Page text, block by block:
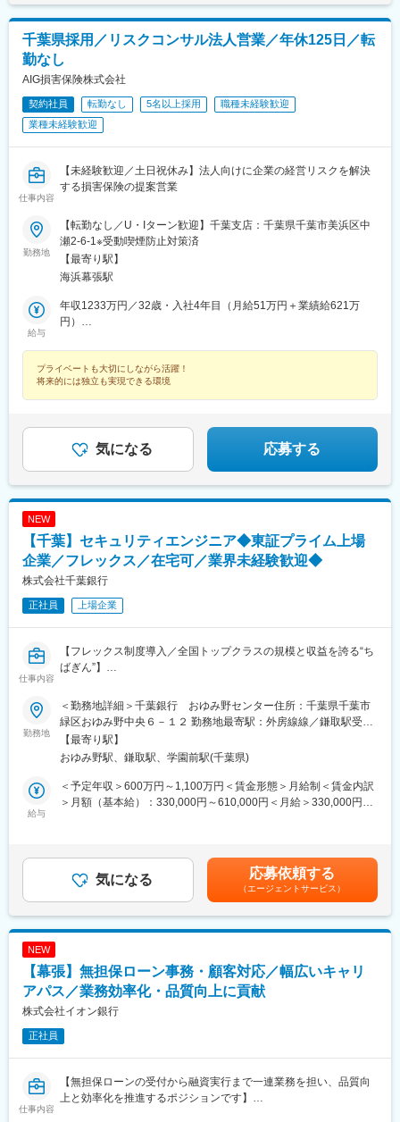
千葉県採用／リスクコンサル法人営業／年休125日／転
勤なし
AIG損害保険株式会社
契約社員 転勤なし 5名以上採用
職種未経験歓迎
業種未経験歓迎
仕事内容
【未経験歓迎／土日祝休み】法人向けに企業の経営リスクを解決
する損害保険の提案営業
勤務地
【転勤なし／U・Iターン歓迎】千葉支店：千葉県千葉市美浜区中
瀬2-6-1※受動喫煙防止対策済
【最寄り駅】
海浜幕張駅
給与
年収1233万円／32歳・入社4年目（月給51万円＋業績給621万
円）
プライベートも大切にしながら活躍！
将来的には独立も実現できる環境
気になる 応募する
NEW
【千葉】セキュリティエンジニア◆東証プライム上場
企業／フレックス／在宅可／業界未経験歓迎◆
株式会社千葉銀行
正社員 上場企業
仕事内容
【フレックス制度導入／全国トップクラスの規模と収益を誇る“ち
ばぎん”】
■業務内容：
・当行インフラ全体のセキュリティ企画・構築
・サイバーインシデント対応、情報収集・分析など
・システムリスクの管理
■仕事の魅力：
千葉銀行は預金額や総資産額で業界トップクラスを誇るリーディ
ングバンクです。銀行の在り方が問われる今、銀行アプリやWeb
DXを積極的に推進中です。
その中で、新たなサービスを安心・安全に提供するため、DX推進
と共に増大するサイバー・セキュリティリスクを抑制する取り組
■当行のDX戦略：
DXへの取組みを重要課題と捉え、グループ全体のDX戦略の統括
者としてグループCTDOを配置するとともに、頭取を委員長とす
る「デジタル推進委員会」を設置し、デジタル技術を活用したお
■当行の魅力：
・千葉県を中心に国内180店舗以上を展開し、ニューヨーク・香
勤務地
＜勤務地詳細＞千葉銀行 おゆみ野センター住所：千葉県千葉市
緑区おゆみ野中央６－１２ 勤務地最寄駅：外房線線／鎌取駅受動
喫煙対策：屋内全面禁煙変更の範囲：当行が指定する場所 ※配置
転換や転勤・出向などの人事異動等により、就業場所を変更する
【最寄り駅】
おゆみ野駅、鎌取駅、学園前駅(千葉県)
給与
＜予定年収＞600万円～1,100万円＜賃金形態＞月給制＜賃金内訳
＞月額（基本給）：330,000円～610,000円＜月給＞330,000円～
す。月給(月額)は固定手当を含めた表記です。
気になる 応募依頼する
（エージェントサービス）
NEW
【幕張】無担保ローン事務・顧客対応／幅広いキャリ
アパス／業務効率化・品質向上に貢献
株式会社イオン銀行
正社員
仕事内容
【無担保ローンの受付から融資実行まで一連業務を担い、品質向
上と効率化を推進するポジションです】